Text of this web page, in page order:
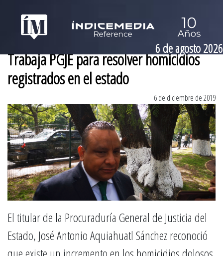
6 de agosto 2026
Trabaja PGJE para resolver homicidios
registrados en el estado
6 de diciembre de 2019
El titular de la Procuraduría General de Justicia del
Estado, José Antonio Aquiahuatl Sánchez reconoció